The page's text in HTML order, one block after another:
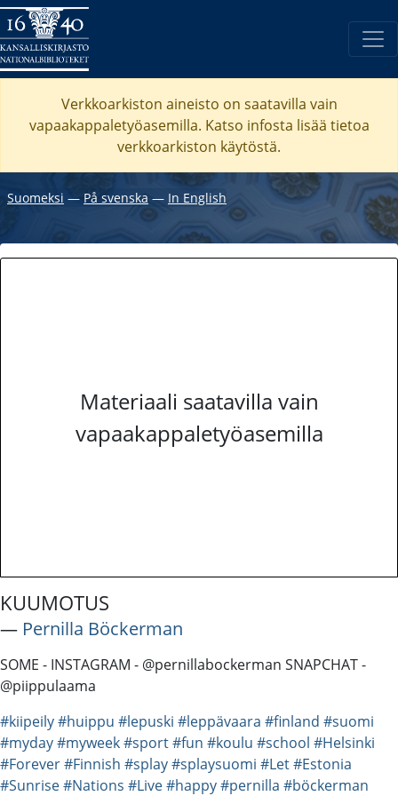
Verkkoarkiston aineisto on saatavilla vain
vapaakappaletyöasemilla. Katso infosta lisää tietoa
verkkoarkiston käytöstä.
Suomeksi ― På svenska ― In English
Materiaali saatavilla vain
vapaakappaletyöasemilla
KUUMOTUS
― Pernilla Böckerman
SOME - INSTAGRAM - @pernillabockerman SNAPCHAT -
@piippulaama
#kiipeily#huippu #lepuski #leppävaara #finland #suomi
#myday#myweek#sport#fun #koulu #school #Helsinki
#Forever#Finnish #splay#splaysuomi #Let#Estonia
#Sunrise#Nations #Live#happy#pernilla #böckerman